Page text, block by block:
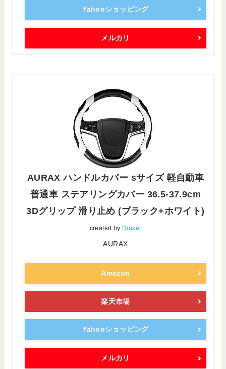
Yahooショッピング
メルカリ
AURAX ハンドルカバー sサイズ 軽自動車
普通車 ステアリングカバー 36.5-37.9cm
3Dグリップ 滑り止め (ブラック+ホワイト)
created by Rinker
AURAX
Amazon
楽天市場
Yahooショッピング
メルカリ